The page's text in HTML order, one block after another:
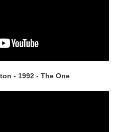
- 1992 - The One